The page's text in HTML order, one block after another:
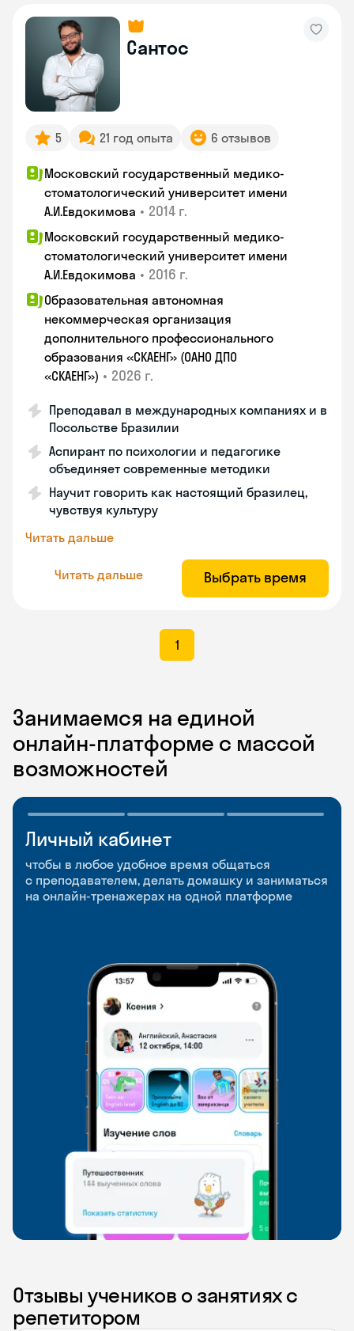
Сантос
5 21 год опыта 6 отзывов
Московский государственный медико-
стоматологический университет имени
А.И.Евдокимова • 2014 г.
Московский государственный медико-
стоматологический университет имени
А.И.Евдокимова • 2016 г.
Образовательная автономная
некоммерческая организация
дополнительного профессионального
образования «СКАЕНГ» (ОАНО ДПО
«СКАЕНГ») • 2026 г.
Преподавал в международных компаниях и в
Посольстве Бразилии
Аспирант по психологии и педагогике
объединяет современные методики
Научит говорить как настоящий бразилец,
чувствуя культуру
Читать дальше
Читать дальше Выбрать время
1
Занимаемся на единой
онлайн-платформе с массой
возможностей
Личный кабинет
чтобы в любое удобное время общаться
с преподавателем, делать домашку и заниматься
на онлайн-тренажерах на одной платформе
Мобильное
приложение
чтобы заниматься и изучать новые слова где
и когда удобно
Разговорные клубы
и Talks
Групповые занятия для разговорной практики
и индивидуальные встречи с преподавателями
Отзывы учеников о занятиях с
репетитором